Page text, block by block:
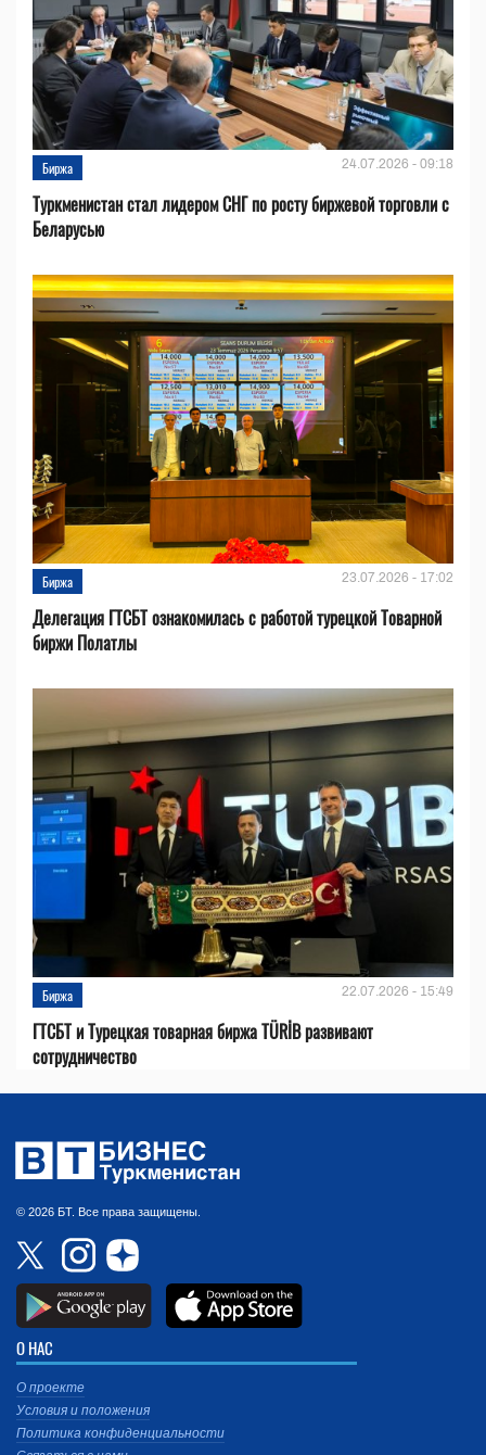
Биржа 24.07.2026 - 09:18
Туркменистан стал лидером СНГ по росту биржевой торговли с
Беларусью
Биржа 23.07.2026 - 17:02
Делегация ГТСБТ ознакомилась с работой турецкой Товарной
биржи Полатлы
Биржа 22.07.2026 - 15:49
ГТСБТ и Турецкая товарная биржа TÜRİB развивают
сотрудничество
© 2026 БТ. Все права защищены.
О НАС
О проекте
Условия и положения
Политика конфиденциальности